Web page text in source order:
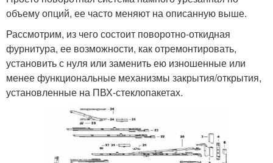
объему опций, ее часто меняют на описанную выше.
Рассмотрим, из чего состоит поворотно-откидная
фурнитура, ее возможности, как отремонтировать,
установить с нуля или заменить ею изношенные или
менее функциональные механизмы закрытия/открытия,
установленные на ПВХ-стеклопакетах.